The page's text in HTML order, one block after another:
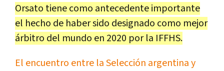
Orsato tiene como antecedente importante
el hecho de haber sido designado como mejor
árbitro del mundo en 2020 por la IFFHS.
El encuentro entre la Selección argentina y